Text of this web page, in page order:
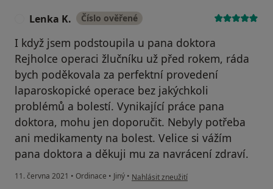
Lenka K. Číslo ověřené
I když jsem podstoupila u pana doktora
Rejholce operaci žlučníku už před rokem, ráda
bych poděkovala za perfektní provedení
laparoskopické operace bez jakýchkoli
problémů a bolestí. Vynikající práce pana
doktora, mohu jen doporučit. Nebyly potřeba
ani medikamenty na bolest. Velice si vážím
pana doktora a děkuji mu za navrácení zdraví.
11. června 2021 • Ordinace • Jiný • podle názoru uživatele Lenka K.
Nahlásit zneužití